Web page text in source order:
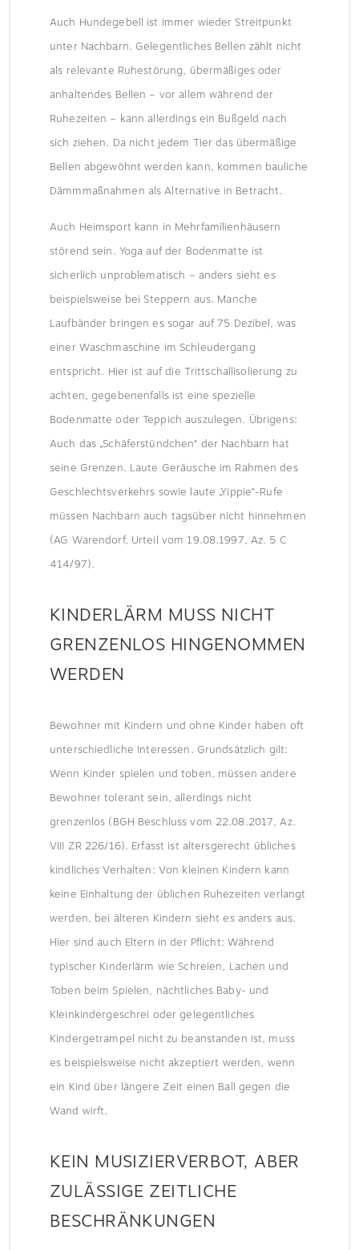
Auch Hundegebell ist immer wieder Streitpunkt
unter Nachbarn. Gelegentliches Bellen zählt nicht
als relevante Ruhestörung, übermäßiges oder
anhaltendes Bellen – vor allem während der
Ruhezeiten – kann allerdings ein Bußgeld nach
sich ziehen. Da nicht jedem Tier das übermäßige
Bellen abgewöhnt werden kann, kommen bauliche
Dämmmaßnahmen als Alternative in Betracht.
Auch Heimsport kann in Mehrfamilienhäusern
störend sein. Yoga auf der Bodenmatte ist
sicherlich unproblematisch – anders sieht es
beispielsweise bei Steppern aus. Manche
Laufbänder bringen es sogar auf 75 Dezibel, was
einer Waschmaschine im Schleudergang
entspricht. Hier ist auf die Trittschallisolierung zu
achten, gegebenenfalls ist eine spezielle
Bodenmatte oder Teppich auszulegen. Übrigens:
Auch das „Schäferstündchen“ der Nachbarn hat
seine Grenzen. Laute Geräusche im Rahmen des
Geschlechtsverkehrs sowie laute „Yippie“-Rufe
müssen Nachbarn auch tagsüber nicht hinnehmen
(AG Warendorf, Urteil vom 19.08.1997, Az. 5 C
414/97).
KINDERLÄRM MUSS NICHT
GRENZENLOS HINGENOMMEN
WERDEN
Bewohner mit Kindern und ohne Kinder haben oft
unterschiedliche Interessen. Grundsätzlich gilt:
Wenn Kinder spielen und toben, müssen andere
Bewohner tolerant sein, allerdings nicht
grenzenlos (BGH Beschluss vom 22.08.2017, Az.
VIII ZR 226/16). Erfasst ist altersgerecht übliches
kindliches Verhalten: Von kleinen Kindern kann
keine Einhaltung der üblichen Ruhezeiten verlangt
werden, bei älteren Kindern sieht es anders aus.
Hier sind auch Eltern in der Pflicht: Während
typischer Kinderlärm wie Schreien, Lachen und
Toben beim Spielen, nächtliches Baby- und
Kleinkindergeschrei oder gelegentliches
Kindergetrampel nicht zu beanstanden ist, muss
es beispielsweise nicht akzeptiert werden, wenn
ein Kind über längere Zeit einen Ball gegen die
Wand wirft.
KEIN MUSIZIERVERBOT, ABER
ZULÄSSIGE ZEITLICHE
BESCHRÄNKUNGEN